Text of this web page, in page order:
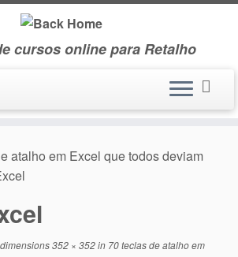
cursos online para Retalho
atalho em Excel que todos deviam
352 × 352in 70 teclas de atalho em